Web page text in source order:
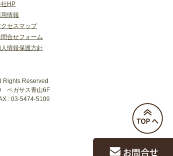
お問合せ
HP
情報
クセスマップ
問合せフォーム
情報保護方針
Rights Reserved.
ペガサス青山6F
: 03-5474-5109